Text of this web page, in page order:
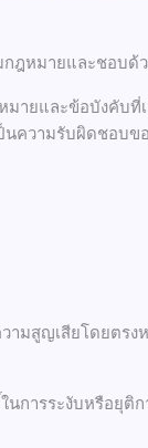
กฎหมายและชอบด้
ายและข้อบังคับที่
นความรับผิดชอบข
มสูญเสียโดยตร
การระงับหรือยุติ